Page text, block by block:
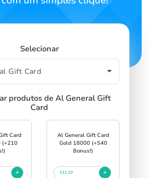
Selecionar
produtos de Al General Gift
Card
Card
(+210
Al General Gift Card
Gold 18000 (+540
Bonus!)
$11.29